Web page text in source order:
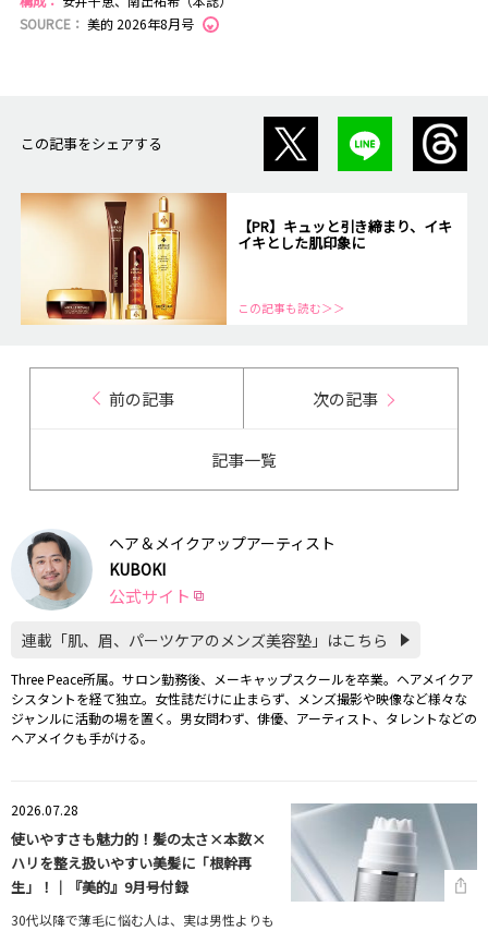
SOURCE： 美的 2026年8月号
この記事をシェアする
【PR】キュッと引き締まり、イキ
イキとした肌印象に
この記事も読む＞＞
前の記事 次の記事
記事一覧
ヘア＆メイクアップアーティスト
KUBOKI
公式サイト
連載「肌、眉、パーツケアのメンズ美容塾」はこちら
Three Peace所属。サロン勤務後、メーキャップスクールを卒業。ヘアメイクア
シスタントを経て独立。女性誌だけに止まらず、メンズ撮影や映像など様々な
ジャンルに活動の場を置く。男女問わず、俳優、アーティスト、タレントなどの
ヘアメイクも手がける。
2026.07.28
使いやすさも魅力的！髪の太さ×本数×
ハリを整え扱いやすい美髪に「根幹再
生」！｜『美的』9月号付録
30代以降で薄毛に悩む人は、実は男性よりも